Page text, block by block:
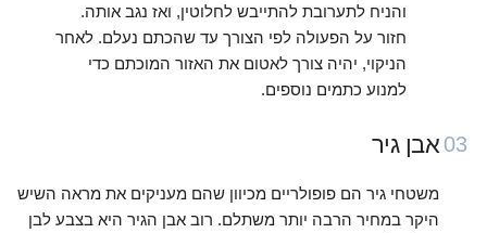
והניח לתערובת להתייבש לחלוטין, ואז נגב אותה.
חזור על הפעולה לפי הצורך עד שהכתם נעלם. לאחר
הניקוי, יהיה צורך לאטום את האזור המוכתם כדי
למנוע כתמים נוספים.
03 אבן גיר
משטחי גיר הם פופולריים מכיוון שהם מעניקים את מראה השיש
היקר במחיר הרבה יותר משתלם. רוב אבן הגיר היא בצבע לבן